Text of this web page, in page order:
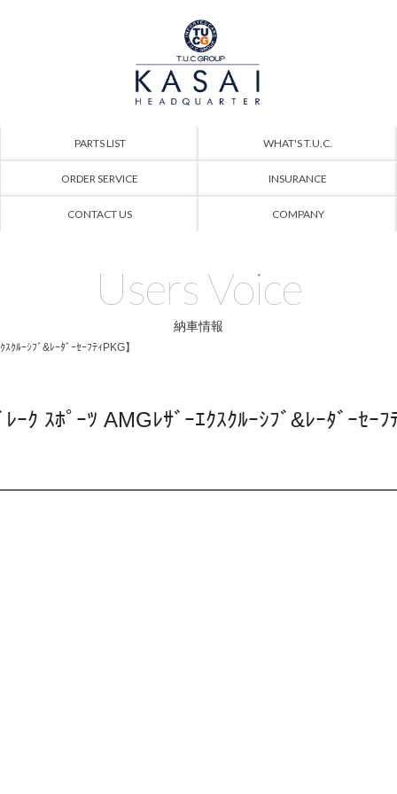
PARTS LIST WHAT'S T.U.C.
ORDER SERVICE INSURANCE
CONTACT US COMPANY
Users Voice
納車情報
ﾙｰｼﾌﾞ&ﾚｰﾀﾞｰｾｰﾌﾃｨPKG】
ｸ ｽﾎﾟｰﾂ AMGﾚｻﾞｰｴｸｽｸﾙｰｼﾌﾞ&ﾚｰﾀﾞｰｾｰﾌ